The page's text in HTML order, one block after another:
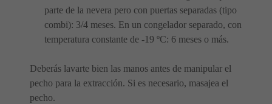
parte de la nevera pero con puertas separadas (tipo
combi): 3/4 meses. En un congelador separado, con
temperatura constante de -19 ºC: 6 meses o más.
Deberás lavarte bien las manos antes de manipular el
pecho para la extracción. Si es necesario, masajea el
pecho.